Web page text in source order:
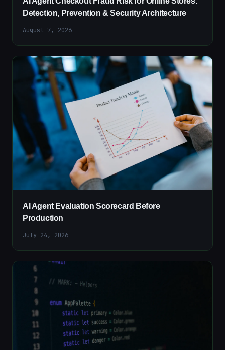
Detection, Prevention & Security Architecture
August 7, 2026
AI Agent Evaluation Scorecard Before
Production
July 24, 2026